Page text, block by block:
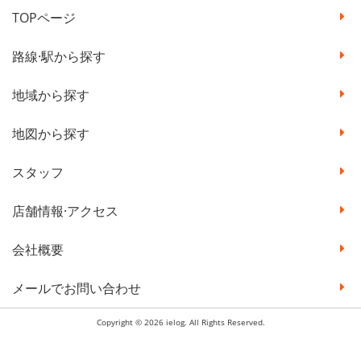
TOPページ
路線·駅から探す
地域から探す
地図から探す
スタッフ
店舗情報·アクセス
会社概要
メールでお問い合わせ
Copyright © 2026 ielog. All Rights Reserved.